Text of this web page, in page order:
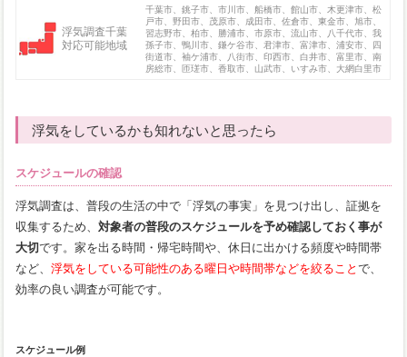
浮気調査千葉
対応可能地域
千葉市、銚子市、市川市、船橋市、館山市、木更津市、松
戸市、野田市、茂原市、成田市、佐倉市、東金市、旭市、
習志野市、柏市、勝浦市、市原市、流山市、八千代市、我
孫子市、鴨川市、鎌ケ谷市、君津市、富津市、浦安市、四
街道市、袖ケ浦市、八街市、印西市、白井市、富里市、南
房総市、匝瑳市、香取市、山武市、いすみ市、大網白里市
浮気をしているかも知れないと思ったら
スケジュールの確認
浮気調査は、普段の生活の中で「浮気の事実」を見つけ出し、証拠を
収集するため、対象者の普段のスケジュールを予め確認しておく事が
大切です。家を出る時間・帰宅時間や、休日に出かける頻度や時間帯
など、浮気をしている可能性のある曜日や時間帯などを絞ることで、
効率の良い調査が可能です。
スケジュール例